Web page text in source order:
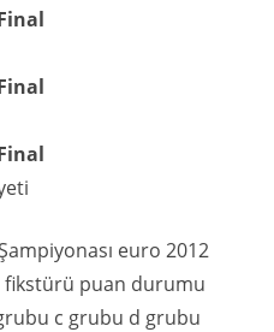
euro 2012
fikstürü puan durumu
c grubu d grubu